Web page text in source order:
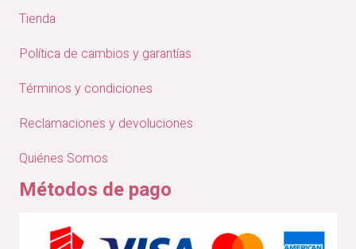
Tienda
Política de cambios y garantías
Términos y condiciones
Reclamaciones y devoluciones
Quiénes Somos
Métodos de pago